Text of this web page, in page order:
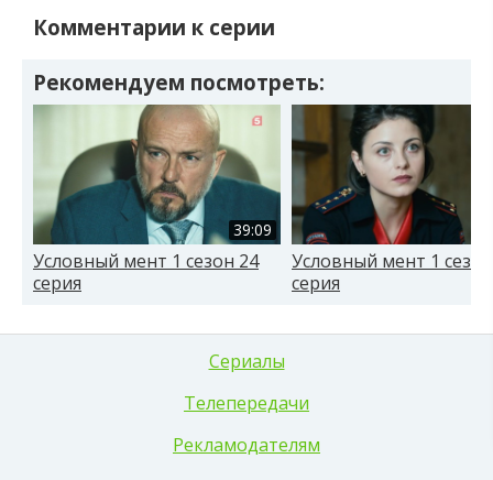
Комментарии к серии
Рекомендуем посмотреть:
39:09
Условный мент 1 сезон 24
серия
Условный мент 1
серия
Сериалы
Телепередачи
Рекламодателям